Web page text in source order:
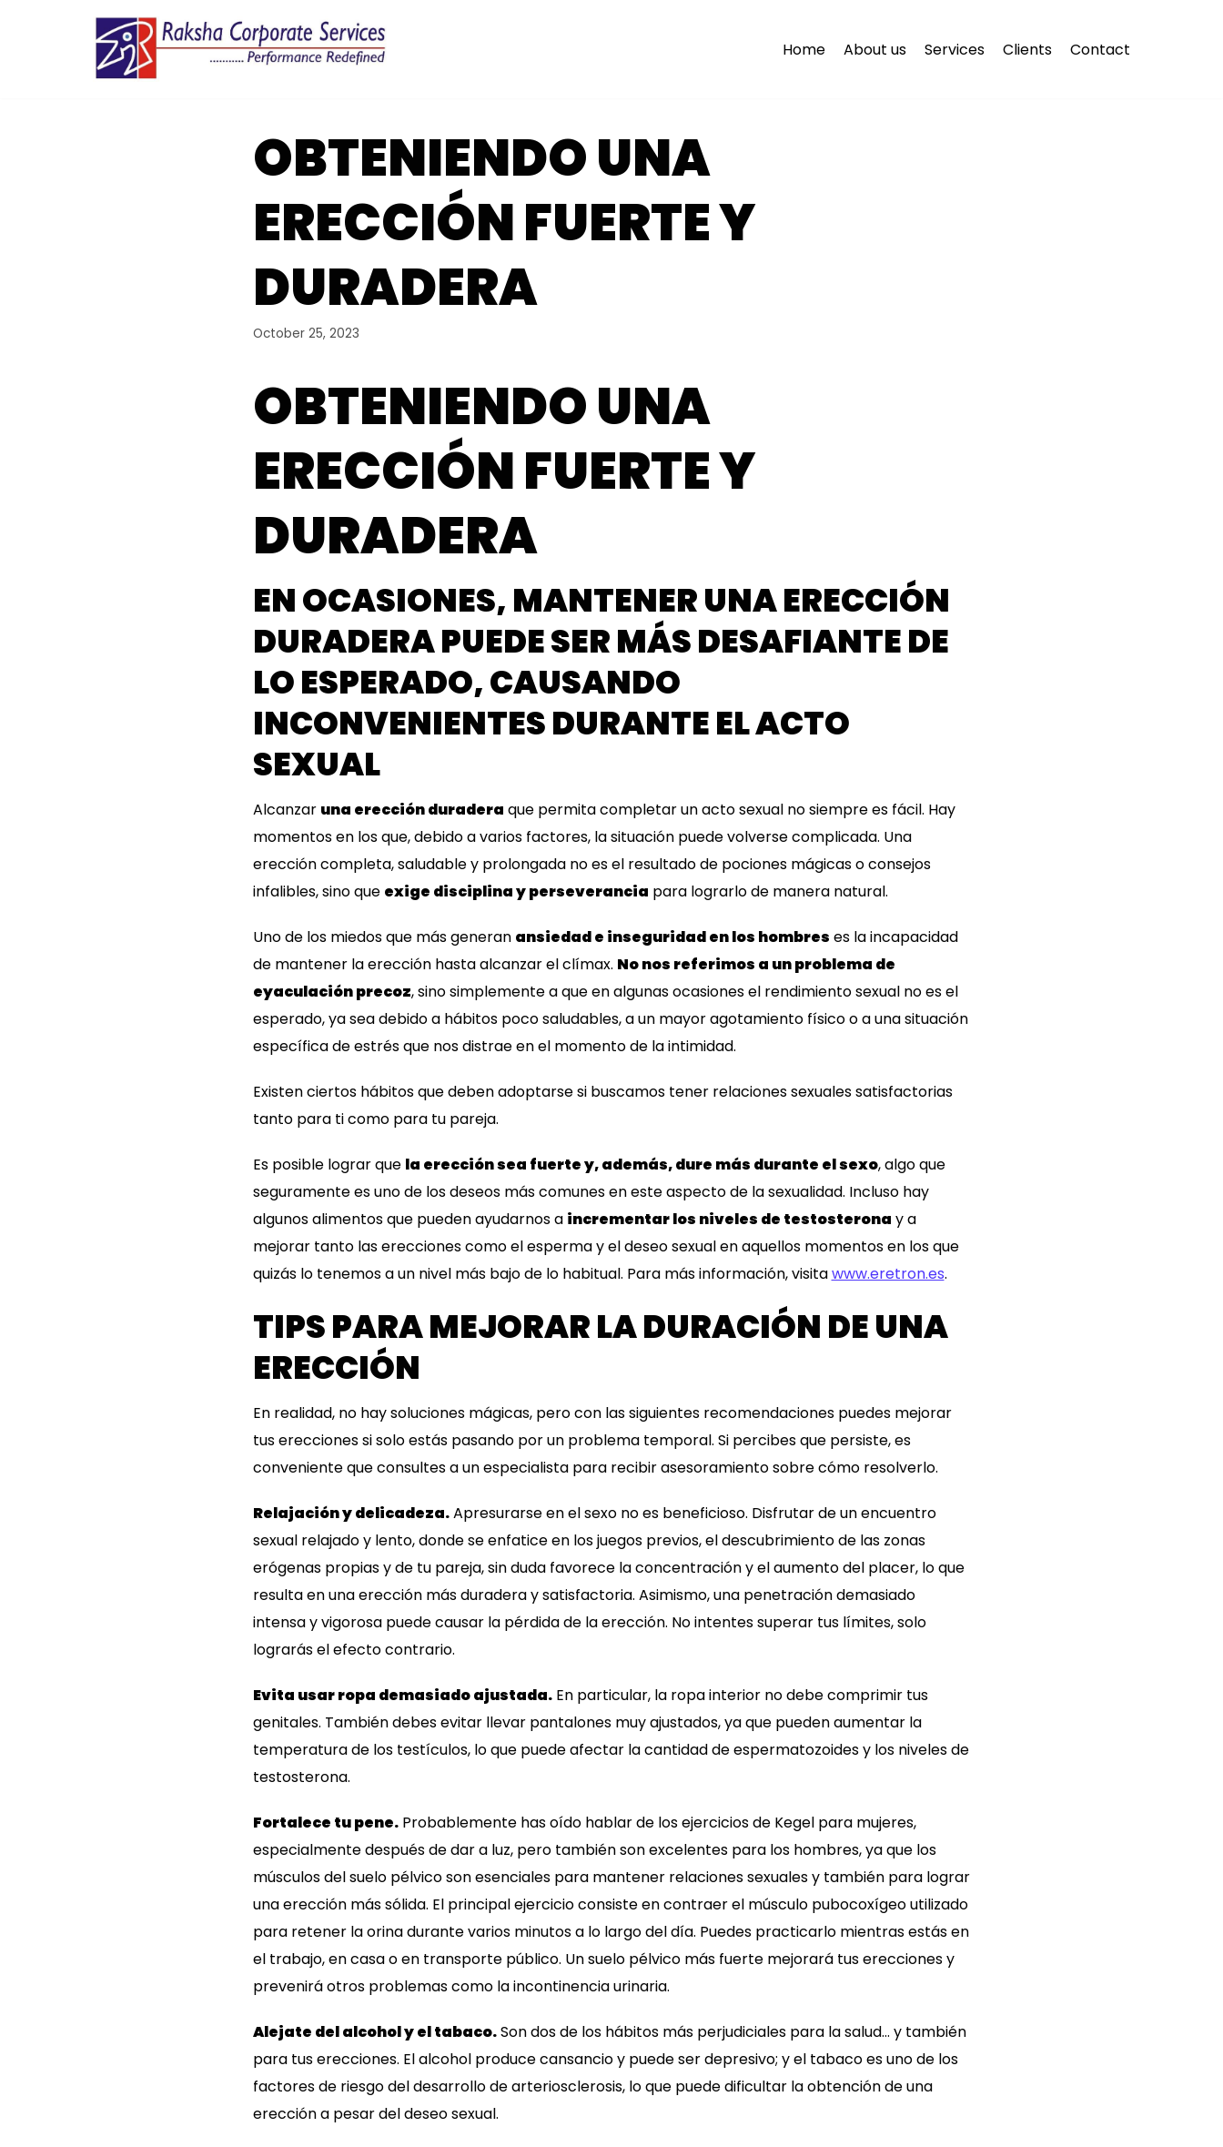
Home About us Services Clients Contact
OBTENIENDO UNA
ERECCIÓN FUERTE Y
DURADERA
October 25, 2023
OBTENIENDO UNA
ERECCIÓN FUERTE Y
DURADERA
EN OCASIONES, MANTENER UNA ERECCIÓN
DURADERA PUEDE SER MÁS DESAFIANTE DE
LO ESPERADO, CAUSANDO
INCONVENIENTES DURANTE EL ACTO
SEXUAL
Alcanzar una erección duradera que permita completar un acto sexual no siempre es fácil. Hay
momentos en los que, debido a varios factores, la situación puede volverse complicada. Una
erección completa, saludable y prolongada no es el resultado de pociones mágicas o consejos
infalibles, sino que exige disciplina y perseverancia para lograrlo de manera natural.
Uno de los miedos que más generan ansiedad e inseguridad en los hombres es la incapacidad
de mantener la erección hasta alcanzar el clímax. No nos referimos a un problema de
eyaculación precoz, sino simplemente a que en algunas ocasiones el rendimiento sexual no es el
esperado, ya sea debido a hábitos poco saludables, a un mayor agotamiento físico o a una situación
específica de estrés que nos distrae en el momento de la intimidad.
Existen ciertos hábitos que deben adoptarse si buscamos tener relaciones sexuales satisfactorias
tanto para ti como para tu pareja.
Es posible lograr que la erección sea fuerte y, además, dure más durante el sexo, algo que
seguramente es uno de los deseos más comunes en este aspecto de la sexualidad. Incluso hay
algunos alimentos que pueden ayudarnos a incrementar los niveles de testosterona y a
mejorar tanto las erecciones como el esperma y el deseo sexual en aquellos momentos en los que
quizás lo tenemos a un nivel más bajo de lo habitual. Para más información, visitawww.eretron.es.
TIPS PARA MEJORAR LA DURACIÓN DE UNA
ERECCIÓN
En realidad, no hay soluciones mágicas, pero con las siguientes recomendaciones puedes mejorar
tus erecciones si solo estás pasando por un problema temporal. Si percibes que persiste, es
conveniente que consultes a un especialista para recibir asesoramiento sobre cómo resolverlo.
Relajación y delicadeza.Apresurarse en el sexo no es beneficioso. Disfrutar de un encuentro
sexual relajado y lento, donde se enfatice en los juegos previos, el descubrimiento de las zonas
erógenas propias y de tu pareja, sin duda favorece la concentración y el aumento del placer, lo que
resulta en una erección más duradera y satisfactoria. Asimismo, una penetración demasiado
intensa y vigorosa puede causar la pérdida de la erección. No intentes superar tus límites, solo
lograrás el efecto contrario.
Evita usar ropa demasiado ajustada.En particular, la ropa interior no debe comprimir tus
genitales. También debes evitar llevar pantalones muy ajustados, ya que pueden aumentar la
temperatura de los testículos, lo que puede afectar la cantidad de espermatozoides y los niveles de
testosterona.
Fortalece tu pene.Probablemente has oído hablar de los ejercicios de Kegel para mujeres,
especialmente después de dar a luz, pero también son excelentes para los hombres, ya que los
músculos del suelo pélvico son esenciales para mantener relaciones sexuales y también para lograr
una erección más sólida. El principal ejercicio consiste en contraer el músculo pubocoxígeo utilizado
para retener la orina durante varios minutos a lo largo del día. Puedes practicarlo mientras estás en
el trabajo, en casa o en transporte público. Un suelo pélvico más fuerte mejorará tus erecciones y
prevenirá otros problemas como la incontinencia urinaria.
Alejate del alcohol y el tabaco.Son dos de los hábitos más perjudiciales para la salud… y también
para tus erecciones. El alcohol produce cansancio y puede ser depresivo; y el tabaco es uno de los
factores de riesgo del desarrollo de arteriosclerosis, lo que puede dificultar la obtención de una
erección a pesar del deseo sexual.